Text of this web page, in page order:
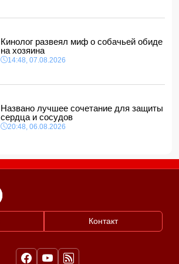
Кинолог развеял миф о собачьей обиде
на хозяина
14:48, 07.08.2026
Названо лучшее сочетание для защиты
сердца и сосудов
20:48, 06.08.2026
Контакт